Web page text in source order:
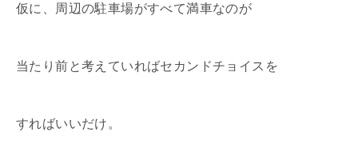
仮に、周辺の駐車場がすべて満車なのが
当たり前と考えていればセカンドチョイスを
すればいいだけ。